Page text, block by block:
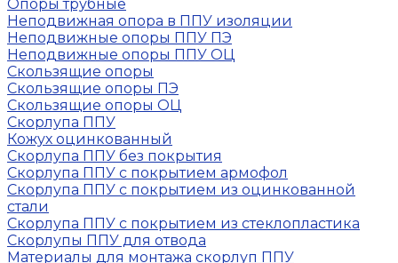
Опоры трубные
Неподвижная опора в ППУ изоляции
Неподвижные опоры ППУ ПЭ
Неподвижные опоры ППУ ОЦ
Скользящие опоры
Скользящие опоры ПЭ
Скользящие опоры ОЦ
Скорлупа ППУ
Кожух оцинкованный
Скорлупа ППУ без покрытия
Скорлупа ППУ с покрытием армофол
Скорлупа ППУ с покрытием из оцинкованной
стали
Скорлупа ППУ с покрытием из стеклопластика
Скорлупы ППУ для отвода
Материалы для монтажа скорлуп ППУ